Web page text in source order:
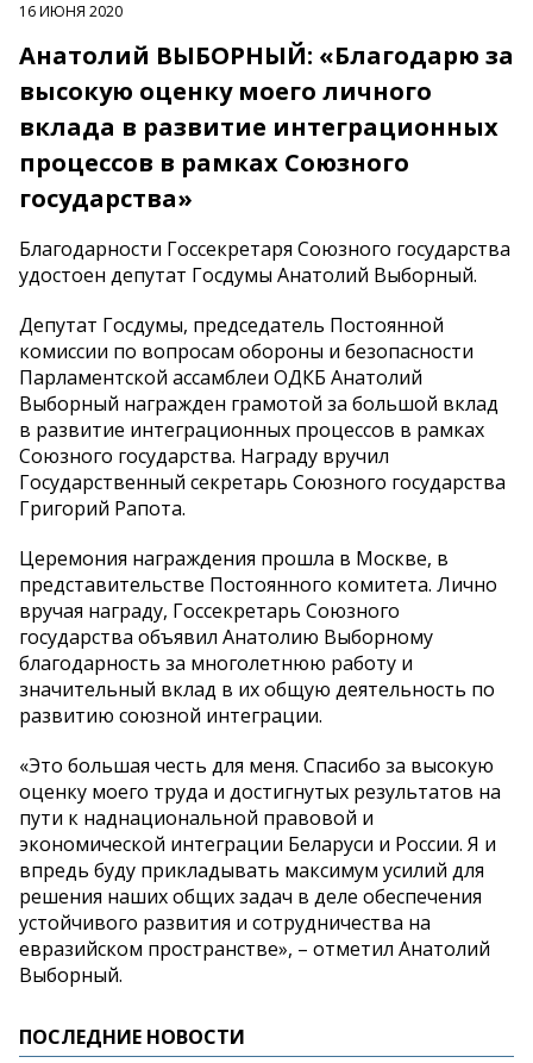
16 ИЮНЯ 2020
Анатолий ВЫБОРНЫЙ: «Благодарю за
высокую оценку моего личного
вклада в развитие интеграционных
процессов в рамках Союзного
государства»
Благодарности Госсекретаря Союзного государства
удостоен депутат Госдумы Анатолий Выборный.
Депутат Госдумы, председатель Постоянной
комиссии по вопросам обороны и безопасности
Парламентской ассамблеи ОДКБ Анатолий
Выборный награжден грамотой за большой вклад
в развитие интеграционных процессов в рамках
Союзного государства. Награду вручил
Государственный секретарь Союзного государства
Григорий Рапота.
Церемония награждения прошла в Москве, в
представительстве Постоянного комитета. Лично
вручая награду, Госсекретарь Союзного
государства объявил Анатолию Выборному
благодарность за многолетнюю работу и
значительный вклад в их общую деятельность по
развитию союзной интеграции.
«Это большая честь для меня. Спасибо за высокую
оценку моего труда и достигнутых результатов на
пути к наднациональной правовой и
экономической интеграции Беларуси и России. Я и
впредь буду прикладывать максимум усилий для
решения наших общих задач в деле обеспечения
устойчивого развития и сотрудничества на
евразийском пространстве», – отметил Анатолий
Выборный.
ПОСЛЕДНИЕ НОВОСТИ